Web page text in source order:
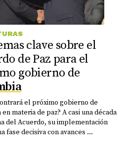
clave sobre el
de Paz para el
gobierno de
el próximo gobierno de
en materia de paz? A casi una década
del Acuerdo, su implementación
fase decisiva con avances ...